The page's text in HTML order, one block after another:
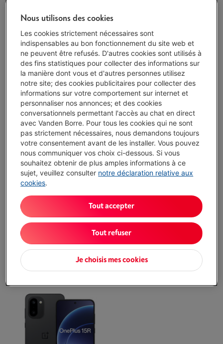
WATCH LITE BLACK
STEEL
WATCH LITE SILVER
Smartphone Oneplus
15 12/256GB INFINITE
BLACK
15 16/512GB INFINITE
BLACK
Nous utilisons des cookies
Les cookies strictement nécessaires sont
indispensables au bon fonctionnement du site web et
ne peuvent être refusés. D'autres cookies sont utilisés à
des fins statistiques pour collecter des informations sur
la manière dont vous et d'autres personnes utilisez
notre site; des cookies publicitaires pour collecter des
informations sur votre comportement sur internet et
personnaliser nos annonces; et des cookies
conversationnels permettant l'accès au chat en direct
avec Vanden Borre. Pour tous les cookies qui ne sont
pas strictement nécessaires, nous demandons toujours
votre consentement avant de les installer. Vous pouvez
nous communiquer vos choix ci-dessous. Si vous
souhaitez obtenir de plus amples informations à ce
sujet, veuillez consulter notre déclaration relative aux
cookies.
Je choisis mes cookies
Tout refuser
Tout accepter